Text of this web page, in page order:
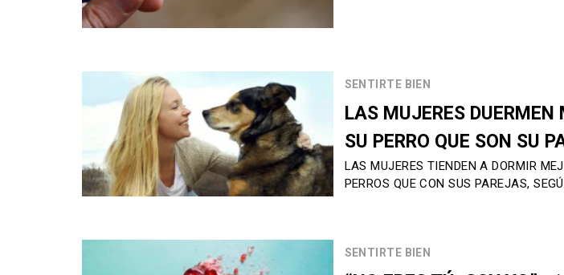
SENTIRTE BIEN
LAS MUJERES DUERMEN
SU PERRO QUE SON SU
LAS MUJERES TIENDEN A DORMIR
PERROS QUE CON SUS PAREJAS,
SENTIRTE BIEN